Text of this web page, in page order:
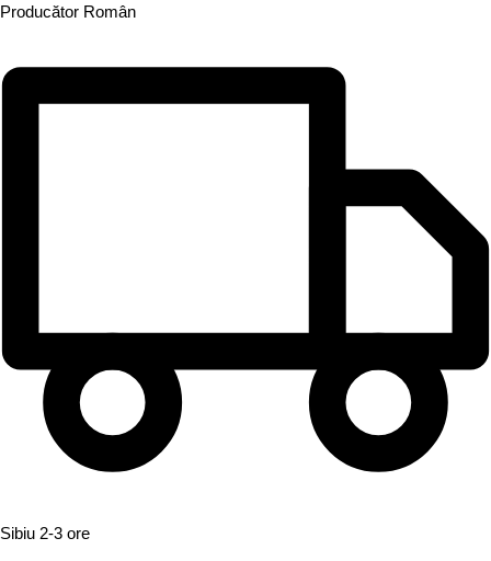
Producător Român
Sibiu 2-3 ore